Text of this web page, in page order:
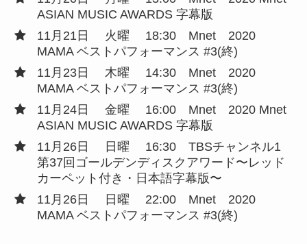
ASIAN MUSIC AWARDS 字幕版
11月21日 火曜 18:30 Mnet 2020
MAMA ベストパフォーマンス #3(終)
11月23日 木曜 14:30 Mnet 2020
MAMA ベストパフォーマンス #3(終)
11月24日 金曜 16:00 Mnet 2020 Mnet
ASIAN MUSIC AWARDS 字幕版
11月26日 日曜 16:30 TBSチャンネル1
第37回ゴールデンディスクアワード〜レッド
カーペット付き・日本語字幕版〜
11月26日 日曜 22:00 Mnet 2020
MAMA ベストパフォーマンス #3(終)